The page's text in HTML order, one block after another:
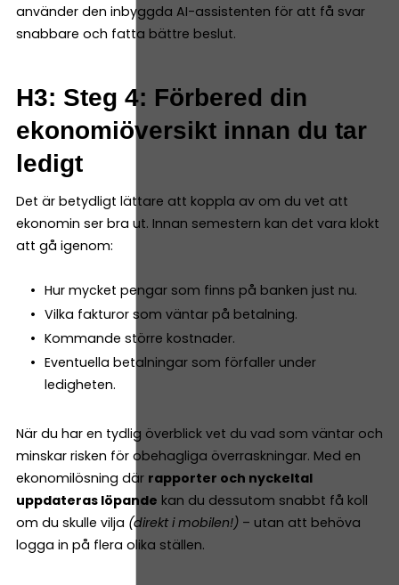
använder den inbyggda AI-assistenten för att få svar
snabbare och fatta bättre beslut.
H3: Steg 4: Förbered din
ekonomiöversikt innan du tar
ledigt
Det är betydligt lättare att koppla av om du vet att
ekonomin ser bra ut. Innan semestern kan det vara klokt
att gå igenom:
Hur mycket pengar som finns på banken just nu.
Vilka fakturor som väntar på betalning.
Kommande större kostnader.
Eventuella betalningar som förfaller under
ledigheten.
När du har en tydlig överblick vet du vad som väntar och
minskar risken för obehagliga överraskningar. Med en
ekonomilösning där rapporter och nyckeltal
uppdateras löpande kan du dessutom snabbt få koll
om du skulle vilja (direkt i mobilen!) – utan att behöva
logga in på flera olika ställen.